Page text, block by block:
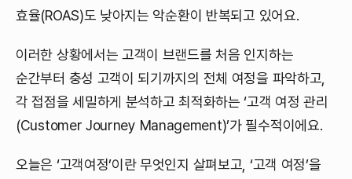
효율(ROAS)도 낮아지는 악순환이 반복되고 있어요.
이러한 상황에서는 고객이 브랜드를 처음 인지하는
순간부터 충성 고객이 되기까지의 전체 여정을 파악하고,
각 접점을 세밀하게 분석하고 최적화하는 ‘고객 여정 관리
(Customer Journey Management)’가 필수적이에요.
오늘은 ‘고객여정’이란 무엇인지 살펴보고, ‘고객 여정’을